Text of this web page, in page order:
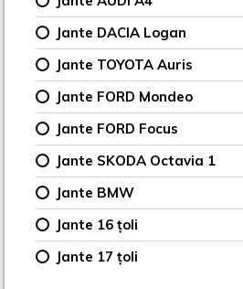
Jante DACIA Logan
Jante TOYOTA Auris
Jante FORD Mondeo
Jante FORD Focus
Jante SKODA Octavia 1
Jante BMW
Jante 16 țoli
Jante 17 țoli